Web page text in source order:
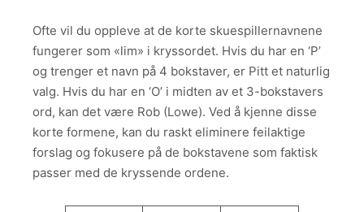
Ofte vil du oppleve at de korte skuespillernavnene
fungerer som «lim» i kryssordet. Hvis du har en ‘P’
og trenger et navn på 4 bokstaver, er Pitt et naturlig
valg. Hvis du har en ‘O’ i midten av et 3-bokstavers
ord, kan det være Rob (Lowe). Ved å kjenne disse
korte formene, kan du raskt eliminere feilaktige
forslag og fokusere på de bokstavene som faktisk
passer med de kryssende ordene.